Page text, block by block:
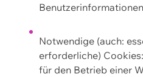
Notwendige (auch:
erforderliche)
für den Betrieb einer